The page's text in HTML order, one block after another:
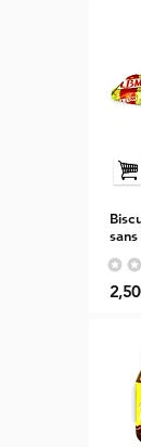
Aucune note